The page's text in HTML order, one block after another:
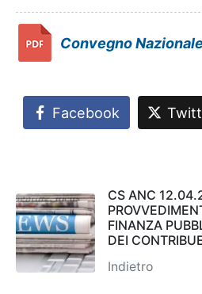
Convegno
Facebook
CS ANC
FINANZA
DEI
Indietro